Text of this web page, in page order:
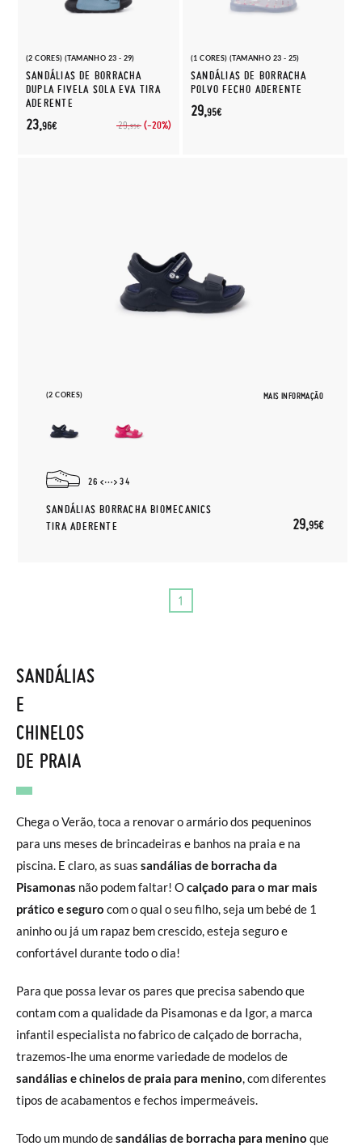
(2 CORES) (TAMANHO 23 - 29)
SANDÁLIAS DE BORRACHA
DUPLA FIVELA SOLA EVA TIRA
ADERENTE
29,95€ (-20%)
23,96€
(1 CORES) (TAMANHO 23 - 25)
SANDÁLIAS DE BORRACHA
POLVO FECHO ADERENTE
29,95€
(2 CORES) MAIS INFORMAÇÃO
26 34
SANDÁLIAS BORRACHA BIOMECANICS
TIRA ADERENTE
29,95€
1
SANDÁLIAS
E
CHINELOS
DE PRAIA
Chega o Verão, toca a renovar o armário dos pequeninos
para uns meses de brincadeiras e banhos na praia e na
piscina. E claro, as suas sandálias de borracha da
Pisamonas não podem faltar! Ocalçado para o mar mais
prático e seguro com o qual o seu filho, seja um bebé de 1
aninho ou já um rapaz bem crescido, esteja seguro e
confortável durante todo o dia!
Para que possa levar os pares que precisa sabendo que
contam com a qualidade da Pisamonas e da Igor, a marca
infantil especialista no fabrico de calçado de borracha,
trazemos-lhe uma enorme variedade de modelos de
sandálias e chinelos de praia para menino, com diferentes
tipos de acabamentos e fechos impermeáveis.
Todo um mundo desandálias de borracha para menino que